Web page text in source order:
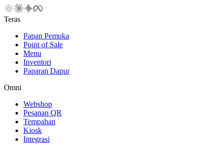
Teras
Papan Pemuka
Point of Sale
Menu
Inventori
Paparan Dapur
Omni
Webshop
Pesanan QR
Tempahan
Kiosk
Integrasi